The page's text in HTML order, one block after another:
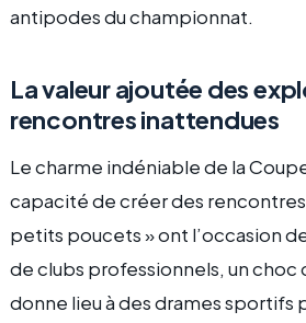
antipodes du championnat.
La valeur ajoutée des
rencontres inattendues
Le charme indéniable de la
capacité de créer des rencontres
petits poucets » ont l’occasion
de clubs professionnels, un choc
donne lieu à des drames